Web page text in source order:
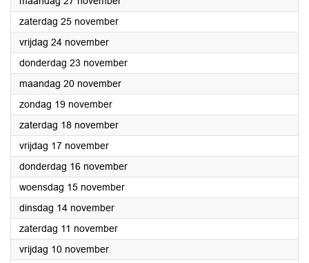
zaterdag 25 november2023
vrijdag 24 november2023
donderdag 23 november2023
maandag 20 november2023
zondag 19 november2023
zaterdag 18 november2023
vrijdag 17 november2023
donderdag 16 november2023
woensdag 15 november2023
dinsdag 14 november2023
zaterdag 11 november2023
vrijdag 10 november2023